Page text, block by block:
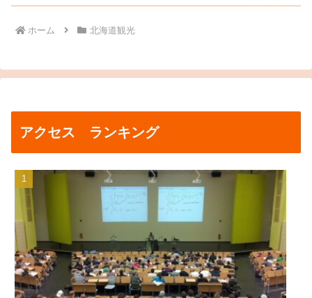
ホーム 北海道観光
アクセス ランキング